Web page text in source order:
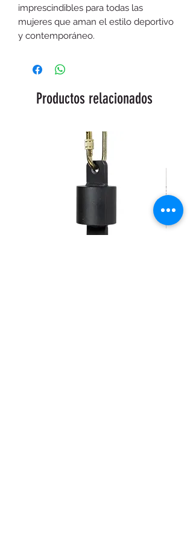
imprescindibles para todas las
mujeres que aman el estilo deportivo
y contemporáneo.
Productos relacionados